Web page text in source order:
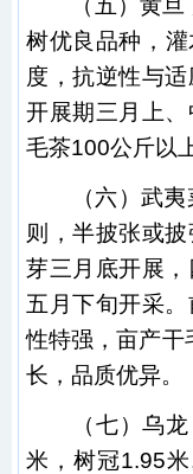
（五）黄旦
树优良品种，
度，抗逆性与
开展期三月上
毛茶100公斤以
（六）武夷菜
则，半披张或
芽三月底开展
五月下旬开采
性特强，亩产干
长，品质优异。
（七）乌龙
米，树冠1.95